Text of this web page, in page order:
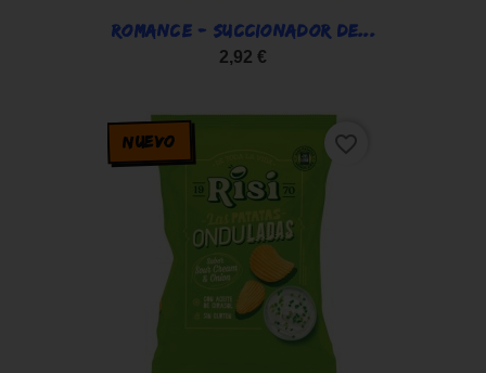
ROMANCE - SUCCIONADOR DE...
2,92 €
NUEVO favorite_border